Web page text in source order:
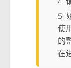
使
的
在